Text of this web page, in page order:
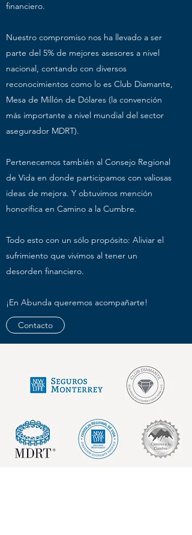
financiero.
Nuestro compromiso nos ha llevado a ser
parte del 5% de mejores asesores a nivel
nacional, contando con diversos
reconocimientos como lo es Club Diamante,
Mesa de Millón de Dólares (la convención
más importante a nivel mundial del sector
asegurador MDRT).
Pertenecemos también al Consejo Regional
de Vida en donde participamos con valiosas
ideas de mejora. Y obtuvimos mención
honorífica en Camino a la Cumbre.
Todo esto con un sólo propósito: Aliviar el
sufrimiento que vivimos al tener un
desorden financiero.
¡En Abunda queremos acompañarte!
Contacto